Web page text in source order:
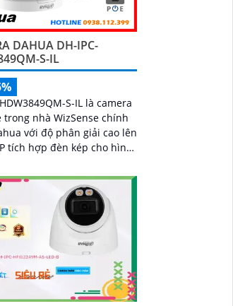
DAHUA DH-IPC-
S-IL
S-IL là camera
trong nhà WizSense chính
với độ phân giải cao lên
tích hợp đèn kép cho hình
30m, camera đảm bảo
rõ nét trong mọi điều kiện
lên
tích hợp micro ghi âm,
và khả năng nhận diện
người và phương tiện
an ninh tốt